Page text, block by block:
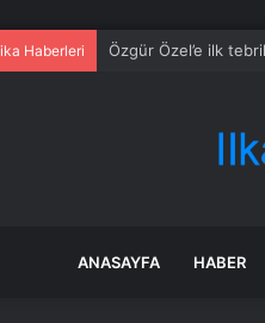
Haberleri Özgür Özel’e ilk
ANASAYFA HABER